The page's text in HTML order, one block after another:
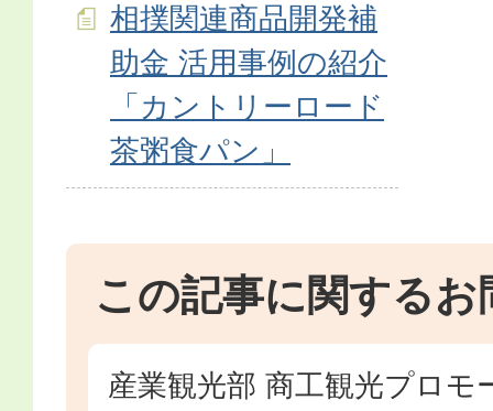
相撲関連商品開発補
助金 活用事例の紹介
「カントリーロード
茶粥食パン」
この記事に関するお
産業観光部 商工観光プロモ